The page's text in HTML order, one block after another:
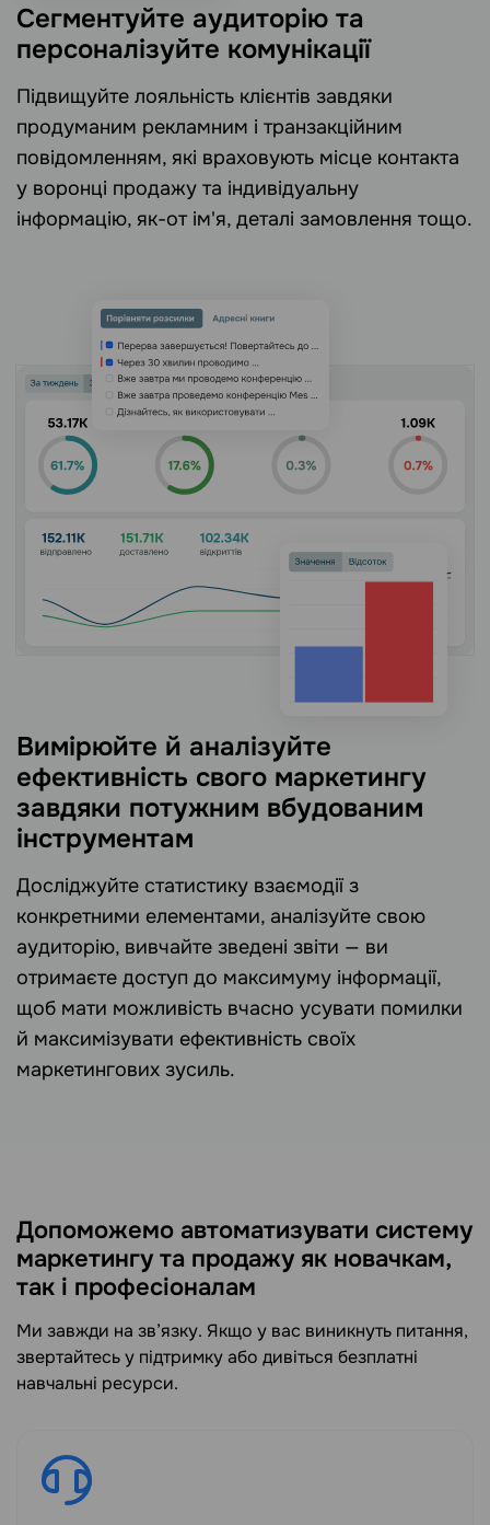
Сегментуйте аудиторію та
персоналізуйте комунікації
Підвищуйте лояльність клієнтів завдяки
продуманим рекламним і транзакційним
повідомленням, які враховують місце контакта
у воронці продажу та індивідуальну
інформацію, як-от ім'я, деталі замовлення тощо.
Вимірюйте й аналізуйте
ефективність свого маркетингу
завдяки потужним вбудованим
інструментам
Досліджуйте статистику взаємодії з
конкретними елементами, аналізуйте свою
аудиторію, вивчайте зведені звіти — ви
отримаєте доступ до максимуму інформації,
щоб мати можливість вчасно усувати помилки
й максимізувати ефективність своїх
маркетингових зусиль.
Допоможемо автоматизувати систему
маркетингу та продажу як новачкам,
так і професіоналам
Ми завжди на зв’язку. Якщо у вас виникнуть питання,
звертайтесь у підтримку або дивіться безплатні
навчальні ресурси.